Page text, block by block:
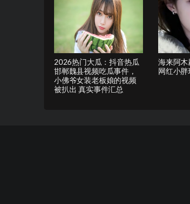
2026热门大瓜：抖音热瓜
邯郸魏县视频吃瓜事件，
小佛爷女装老板娘的视频
被扒出 真实事件汇总
海来阿木
网红小